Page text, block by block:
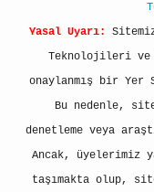
Yasal Uyarı:
Teknolojileri ve
onaylanmış bir Yer
Bu nedenle,
denetleme veya
Ancak, üyelerimiz
taşımakta olup,